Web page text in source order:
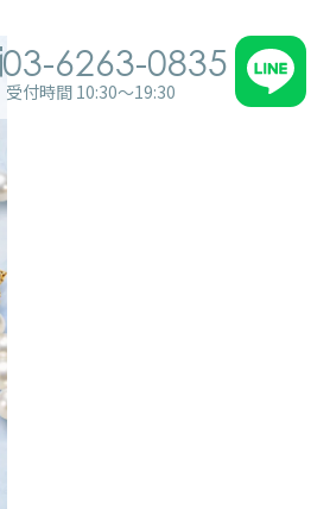
03-6263-0835
受付時間 10:30～19:30